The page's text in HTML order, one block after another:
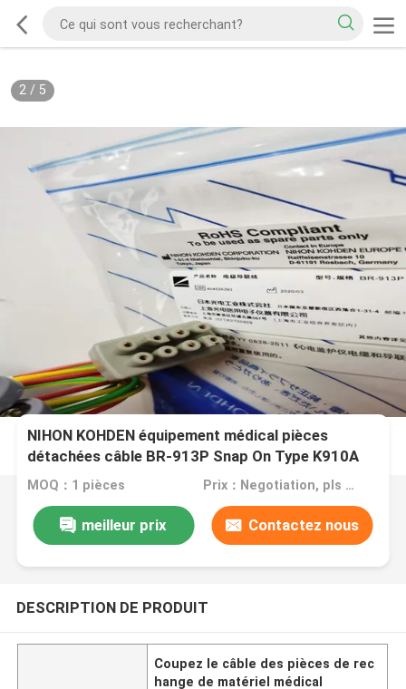
2/ 5
NIHON KOHDEN équipement médical pièces
détachées câble BR-913P Snap On Type K910A
MOQ：1 pièces Prix：Negotiation, pls contact me
meilleur prix Contactez nous
DESCRIPTION DE PRODUIT
Coupez le câble des pièces de rec
hange de matériel médical